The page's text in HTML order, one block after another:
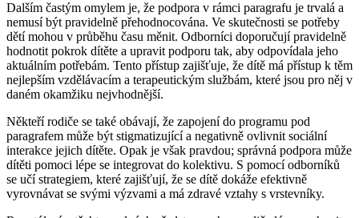
Dalším častým omylem je, že podpora v rámci paragrafu je trvalá a
nemusí být pravidelně přehodnocována. Ve skutečnosti se potřeby
dětí mohou v průběhu času měnit. Odborníci doporučují pravidelně
hodnotit pokrok dítěte a upravit podporu tak, aby odpovídala jeho
aktuálním potřebám. Tento přístup zajišťuje, že dítě má přístup k těm
nejlepším vzdělávacím a terapeutickým službám, které jsou pro něj v
daném okamžiku nejvhodnější.
Někteří rodiče se také obávají, že zapojení do programu pod
paragrafem může být stigmatizující a negativně ovlivnit sociální
interakce jejich dítěte. Opak je však pravdou; správná podpora může
dítěti pomoci lépe se integrovat do kolektivu. S pomocí odborníků
se učí strategiem, které zajišťují, že se dítě dokáže efektivně
vyrovnávat se svými výzvami a má zdravé vztahy s vrstevníky.